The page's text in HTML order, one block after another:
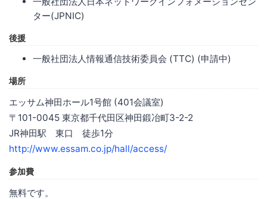
ター(JPNIC)
後援
一般社団法人情報通信技術委員会 (TTC) (申請中)
場所
エッサム神田ホール1号館 (401会議室)
〒101-0045 東京都千代田区神田鍛冶町3-2-2
JR神田駅 東口 徒歩1分
http://www.essam.co.jp/hall/access/
参加費
無料です。